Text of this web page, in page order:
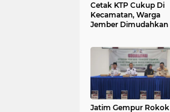
Cetak KTP Cukup Di
Kecamatan, Warga
Jember Dimudahkan
Jatim Gempur Rokok